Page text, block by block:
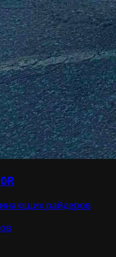
райдеров